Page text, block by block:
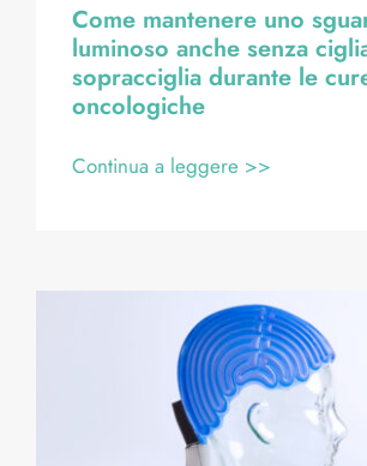
Come mantenere uno
luminoso anche senza
sopracciglia durante le
oncologiche
Continua a leggere >>